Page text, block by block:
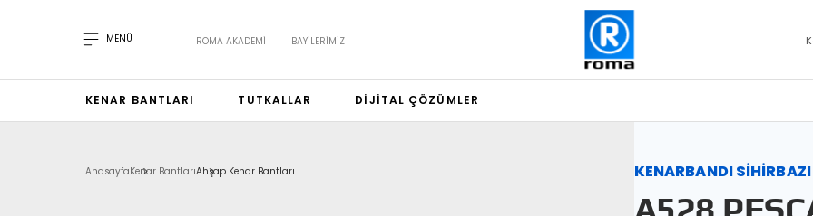
MENÜ ROMA AKADEMI BAYILERIMIZ
KENAR BANTLARI TUTKALLAR DIJITAL ÇÖZÜMLER
AnasayfaKenar BantlarıAhşap Kenar Bantları KENARBANDI SİHİRBAZI